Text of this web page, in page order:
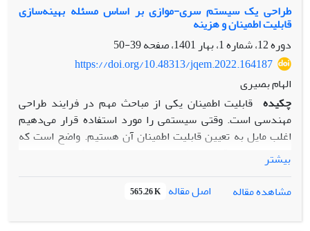
طراحی یک سیستم سری-موازی بر اساس مسئله بهینه‌سازی
قابلیت اطمینان و هزینه
دوره 12، شماره 1، بهار 1401، صفحه
39-50
https://doi.org/10.48313/jqem.2022.164187
الهام بصیری
چکیده قابلیت اطمینان یکی از مباحث مهم در فرایند طراحی
مهندسی است. وقتی سیستمی را مورد استفاده قرار می‌دهیم
اغلب مایل به تعیین قابلیت اطمینان آن هستیم. واضح است که
سیستم‌های با قابلیت اطمینان بالاتر از ارزش بیشتری برخوردار
هستند. همچنین قابلیت اطمینان هر سیستم‌ به ساختار و قابلیت
اطمینان اجزای آن بستگی دارد. بنا بر این برای افزایش قابلیت
اطمینان سیستم می‌توان قابلیت اطمینان اجزای آن را بهبود
بخشید. علاوه بر این، برای افزایش قابلیت اطمینان اجزای یک
بیشتر
مشاهده مقاله
اصل مقاله 565.26 K